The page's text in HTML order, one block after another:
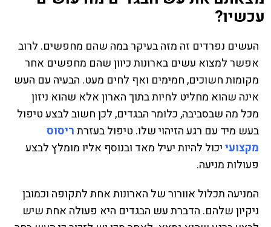
עכשיו?
העשים נפרדים זה מזה בעיקר במה שהם מחפשים. לרוב
אפשר למצוא עשים בארונות כיוון שהם מחפשים אחר
מקומות חשוכים, חמימים ואף לחים מעט. הבעיה עם העש
אינה שהוא מחליט לחיות בתוך הארון אלא שהוא ניזון
מכל מה שבסביבה, כלומר הבגדים, לכן חשוב לבצע טיפול
בעש מיד עם רגע הזיהוי שלו. טיפול בעזרתריסוס
מקצועייכול להיות יעיל מאד ובנוסף אליו מומלץ לבצע
פעולות מניעה.
המניעה תכלול אוורור של הארונות אחת לתקופה וכמובן
ניקיון שלהם. הדברת עש הבגדים היא פעולה אחת שיש